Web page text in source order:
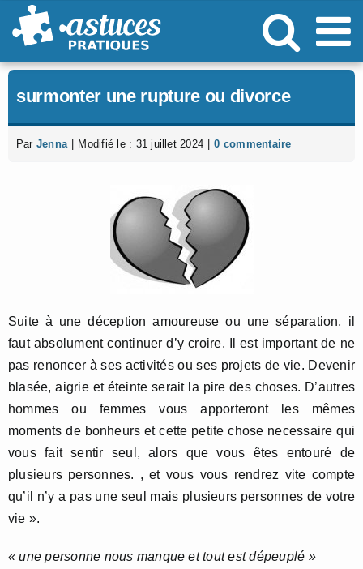
Passer
au
surmonter une rupture ou divorce
Par Jenna Modifié le : 31 juillet 2024 0 commentaire
Suite à une déception amoureuse ou une séparation, il
faut absolument continuer d’y croire. Il est important de ne
pas renoncer à ses activités ou ses projets de vie. Devenir
blasée, aigrie et éteinte serait la pire des choses. D’autres
hommes ou femmes vous apporteront les mêmes
moments de bonheurs et cette petite chose necessaire qui
vous fait sentir seul, alors que vous êtes entouré de
plusieurs personnes. , et vous vous rendrez vite compte
qu’il n’y a pas une seul mais plusieurs personnes de votre
vie ».
« une personne nous manque et tout est dépeuplé »